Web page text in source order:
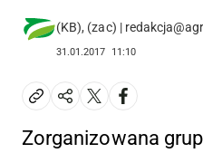
(KB), (zac) |
31.01.2017 11:10
Zorganizowana